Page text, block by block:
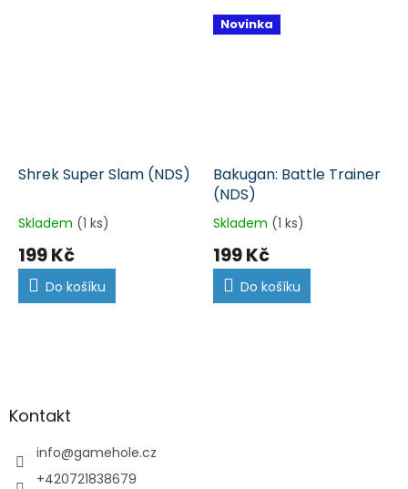
Shrek Super Slam (NDS)
Skladem (1 ks)
199 Kč
Do košíku
Novinka
Bakugan: Battle Trainer
(NDS)
Skladem (1 ks)
199 Kč
Do košíku
aKontakt
info@gamehole.cz
+420721838679